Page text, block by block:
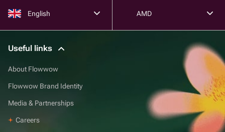
English AMD
Useful links
About Flowwow
Flowwow Brand Identity
Media & Partnerships
Careers